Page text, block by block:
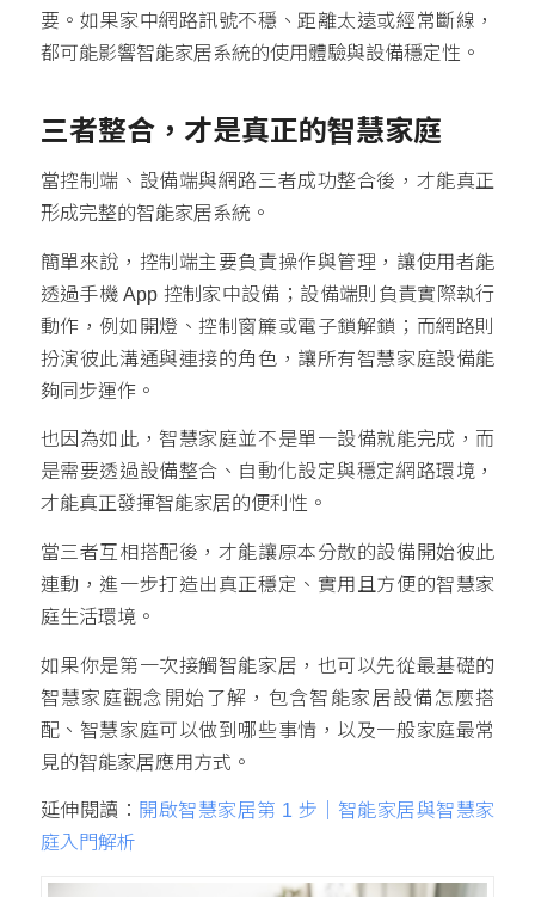
要。如果家中網路訊號不穩、距離太遠或經常斷線，
都可能影響智能家居系統的使用體驗與設備穩定性。
三者整合，才是真正的智慧家庭
當控制端、設備端與網路三者成功整合後，才能真正
形成完整的智能家居系統。
簡單來說，控制端主要負責操作與管理，讓使用者能
透過手機 App 控制家中設備；設備端則負責實際執行
動作，例如開燈、控制窗簾或電子鎖解鎖；而網路則
扮演彼此溝通與連接的角色，讓所有智慧家庭設備能
夠同步運作。
也因為如此，智慧家庭並不是單一設備就能完成，而
是需要透過設備整合、自動化設定與穩定網路環境，
才能真正發揮智能家居的便利性。
當三者互相搭配後，才能讓原本分散的設備開始彼此
連動，進一步打造出真正穩定、實用且方便的智慧家
庭生活環境。
如果你是第一次接觸智能家居，也可以先從最基礎的
智慧家庭觀念開始了解，包含智能家居設備怎麼搭
配、智慧家庭可以做到哪些事情，以及一般家庭最常
見的智能家居應用方式。
延伸閱讀： 開啟智慧家居第 1 步｜智能家居與智慧家
庭入門解析